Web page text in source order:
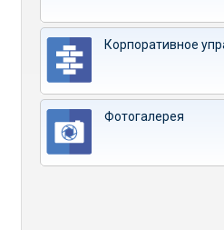
Корпоративное
Фотогалерея